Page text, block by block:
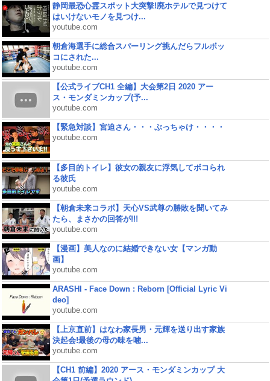
静岡最恐心霊スポット大突撃!廃ホテルで見つけて
はいけないモノを見つけ...
youtube.com
朝倉海選手に総合スパーリング挑んだらフルボッ
コにされた...
youtube.com
【公式ライブCH1 全編】大会第2日 2020 アー
ス・モンダミンカップ(予...
youtube.com
【緊急対談】宮迫さん・・・ぶっちゃけ・・・・
youtube.com
【多目的トイレ】彼女の親友に浮気してボコられ
る彼氏
youtube.com
【朝倉未来コラボ】天心VS武尊の勝敗を聞いてみ
たら、まさかの回答が!!!
youtube.com
【漫画】美人なのに結婚できない女【マンガ動
画】
youtube.com
ARASHI - Face Down : Reborn [Official Lyric Vi
deo]
youtube.com
【上京直前】はなわ家長男・元輝を送り出す家族
決起会!最後の母の味を噛...
youtube.com
【CH1 前編】2020 アース・モンダミンカップ 大